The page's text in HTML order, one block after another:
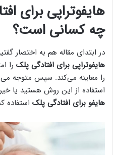
هایفوتراپی برای
چه کسانی است؟
در ابتدای مقاله هم به اختصار
هایفوتراپی برای افتادگی پلک را
را معاینه می‌کند. سپس متوجه
استفاده از این روش هستید یا
هایفو برای افتادگی پلک استفاده